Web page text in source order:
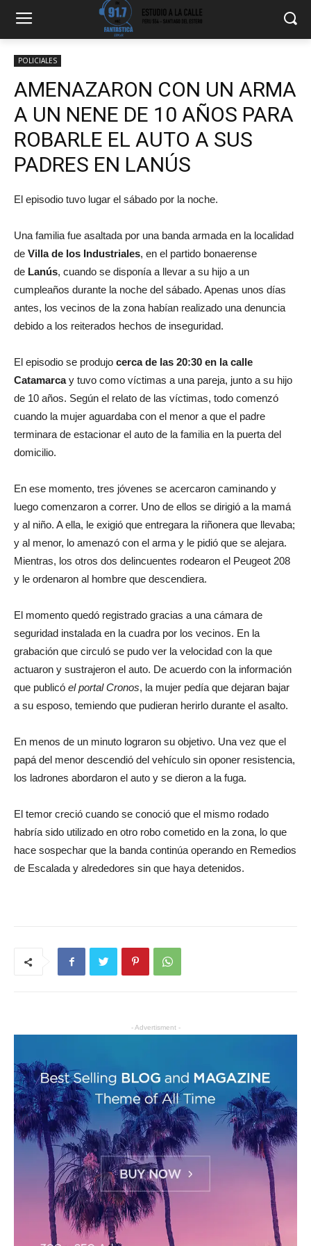
POLICIALES
AMENAZARON CON UN ARMA
A UN NENE DE 10 AÑOS PARA
ROBARLE EL AUTO A SUS
PADRES EN LANÚS
El episodio tuvo lugar el sábado por la noche.
Una familia fue asaltada por una banda armada en la localidad
de Villa de los Industriales, en el partido bonaerense
de Lanús, cuando se disponía a llevar a su hijo a un
cumpleaños durante la noche del sábado. Apenas unos días
antes, los vecinos de la zona habían realizado una denuncia
debido a los reiterados hechos de inseguridad.
El episodio se produjo cerca de las 20:30 en la calle
Catamarcay tuvo como víctimas a una pareja, junto a su hijo
de 10 años. Según el relato de las víctimas, todo comenzó
cuando la mujer aguardaba con el menor a que el padre
terminara de estacionar el auto de la familia en la puerta del
domicilio.
En ese momento, tres jóvenes se acercaron caminando y
luego comenzaron a correr. Uno de ellos se dirigió a la mamá
y al niño. A ella, le exigió que entregara la riñonera que llevaba;
y al menor, lo amenazó con el arma y le pidió que se alejara.
Mientras, los otros dos delincuentes rodearon el Peugeot 208
y le ordenaron al hombre que descendiera.
El momento quedó registrado gracias a una cámara de
seguridad instalada en la cuadra por los vecinos. En la
grabación que circuló se pudo ver la velocidad con la que
actuaron y sustrajeron el auto. De acuerdo con la información
que publicó el portal Cronos, la mujer pedía que dejaran bajar
a su esposo, temiendo que pudieran herirlo durante el asalto.
En menos de un minuto lograron su objetivo. Una vez que el
papá del menor descendió del vehículo sin oponer resistencia,
los ladrones abordaron el auto y se dieron a la fuga.
El temor creció cuando se conoció que el mismo rodado
habría sido utilizado en otro robo cometido en la zona, lo que
hace sospechar que la banda continúa operando en Remedios
de Escalada y alrededores sin que haya detenidos.
- Advertisment -